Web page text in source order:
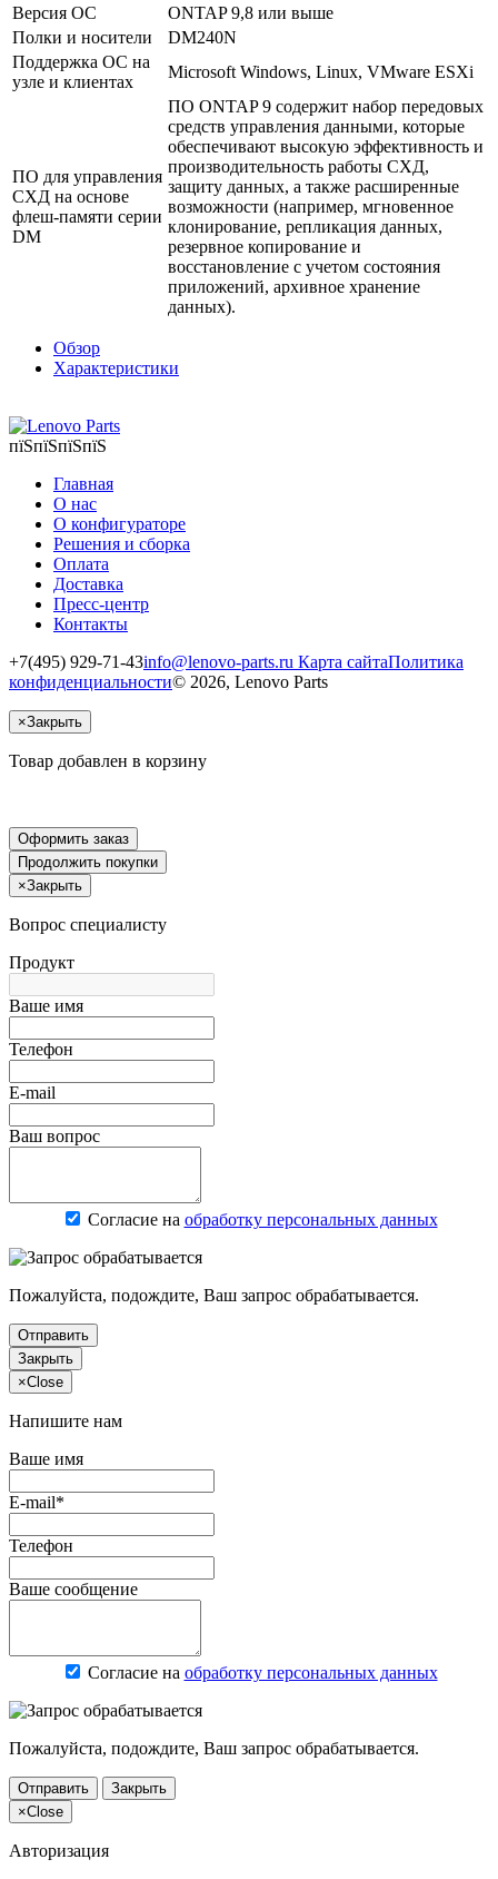
Версия ОС
ONTAP 9,8 или выше
Полки и носители
DM240N
Поддержка ОС на
узле и клиентах
Microsoft Windows, Linux, VMware ESXi
ПО для управления
СХД на основе
флеш-памяти серии
DM
ПО ONTAP 9 содержит набор передовых
средств управления данными, которые
обеспечивают высокую эффективность и
производительность работы СХД,
защиту данных, а также расширенные
возможности (например, мгновенное
клонирование, репликация данных,
резервное копирование и
восстановление с учетом состояния
приложений, архивное хранение
данных).
Обзор
Характеристики
пїЅпїЅпїЅпїЅ
Главная
О нас
О конфигураторе
Решения и сборка
Оплата
Доставка
Пресс-центр
Контакты
+7(495) 929-71-43info@lenovo-parts.ru Карта сайтаПолитика
конфиденциальности© 2026, Lenovo Parts
×Закрыть
Товар добавлен в корзину
Оформить заказ
Продолжить покупки
×Закрыть
Вопрос специалисту
Продукт
Ваше имя
Телефон
E-mail
Ваш вопрос
Согласие на обработку персональных данных
Пожалуйста, подождите, Ваш запрос обрабатывается.
Отправить
Закрыть
×Close
Напишите нам
Ваше имя
E-mail*
Телефон
Ваше сообщение
Согласие на обработку персональных данных
Пожалуйста, подождите, Ваш запрос обрабатывается.
Отправить
Закрыть
×Close
Авторизация